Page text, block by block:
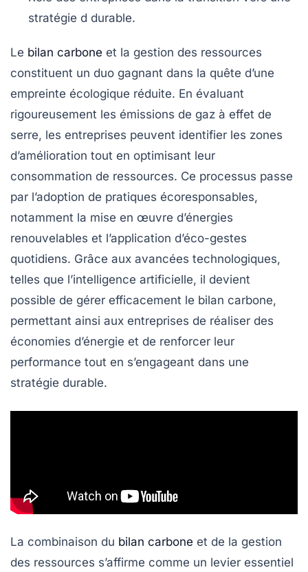
stratégie d durable.
Le bilan carbone et la gestion des ressources
constituent un duo gagnant dans la quête d’une
empreinte écologique réduite. En évaluant
rigoureusement les émissions de gaz à effet de
serre, les entreprises peuvent identifier les zones
d’amélioration tout en optimisant leur
consommation de ressources. Ce processus passe
par l’adoption de pratiques écoresponsables,
notamment la mise en œuvre d’énergies
renouvelables et l’application d’éco-gestes
quotidiens. Grâce aux avancées technologiques,
telles que l’intelligence artificielle, il devient
possible de gérer efficacement le bilan carbone,
permettant ainsi aux entreprises de réaliser des
économies d’énergie et de renforcer leur
performance tout en s’engageant dans une
stratégie durable.
La combinaison du bilan carbone et de la gestion
des ressources s’affirme comme un levier essentiel